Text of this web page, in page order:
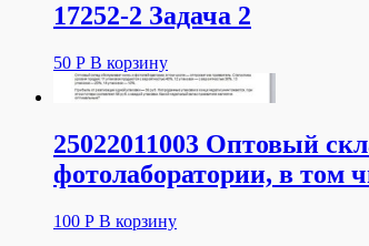
17252-2 Задача 2
50 Р В корзину
25022011003 Оптовый
фотолаборатории, в том
100 Р В корзину